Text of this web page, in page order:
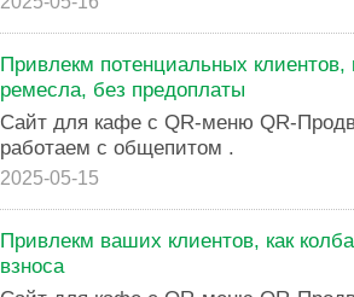
Привлекм потенциальных клиентов,
ремесла, без предоплаты
Сайт для кафе с QR-меню QR-
работаем с общепитом .
2025-05-15
Привлекм ваших клиентов, как
взноса